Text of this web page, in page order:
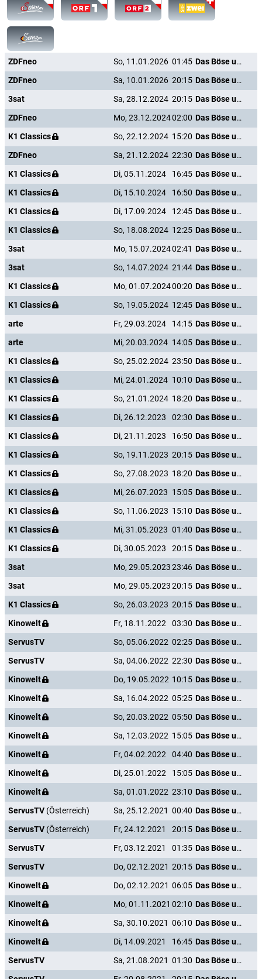
ZDFneo So, 11.01.2026 01:45
Das Böse unter der Sonne
ZDFneo
Sa, 10.01.2026 20:15
Das Böse unter der Sonne
3sat
Sa, 28.12.2024 20:15
Das Böse unter der Sonne
ZDFneo
Mo, 23.12.202402:00
Das Böse unter der Sonne
K1 Classics
So, 22.12.2024 15:20
Das Böse unter der Sonne
ZDFneo
Sa, 21.12.2024 22:30
Das Böse unter der Sonne
K1 Classics
Di, 05.11.2024 16:45
Das Böse unter der Sonne
K1 Classics
Di, 15.10.2024 16:50
Das Böse unter der Sonne
K1 Classics
Di, 17.09.2024 12:45
Das Böse unter der Sonne
K1 Classics
So, 18.08.2024 12:25
Das Böse unter der Sonne
3sat
Mo, 15.07.202402:41
Das Böse unter der Sonne
3sat
So, 14.07.2024 21:44
Das Böse unter der Sonne
K1 Classics
Mo, 01.07.202400:20
Das Böse unter der Sonne
K1 Classics
So, 19.05.2024 12:45
Das Böse unter der Sonne
arte
Fr, 29.03.2024 14:15
Das Böse unter der Sonne
arte
Mi, 20.03.2024 14:05
Das Böse unter der Sonne
K1 Classics
So, 25.02.2024 23:50
Das Böse unter der Sonne
K1 Classics
Mi, 24.01.2024 10:10
Das Böse unter der Sonne
K1 Classics
So, 21.01.2024 18:20
Das Böse unter der Sonne
K1 Classics
Di, 26.12.2023 02:30
Das Böse unter der Sonne
K1 Classics
Di, 21.11.2023 16:50
Das Böse unter der Sonne
K1 Classics
So, 19.11.2023 20:15
Das Böse unter der Sonne
K1 Classics
So, 27.08.2023 18:20
Das Böse unter der Sonne
K1 Classics
Mi, 26.07.2023 15:05
Das Böse unter der Sonne
K1 Classics
So, 11.06.2023 15:10
Das Böse unter der Sonne
K1 Classics
Mi, 31.05.2023 01:40
Das Böse unter der Sonne
K1 Classics
Di, 30.05.2023 20:15
Das Böse unter der Sonne
3sat
Mo, 29.05.202323:46
Das Böse unter der Sonne
3sat
Mo, 29.05.202320:15
Das Böse unter der Sonne
K1 Classics
So, 26.03.2023 20:15
Das Böse unter der Sonne
Kinowelt
Fr, 18.11.2022 03:30
Das Böse unter der Sonne
ServusTV
So, 05.06.2022 02:25
Das Böse unter der Sonne
ServusTV
Sa, 04.06.2022 22:30
Das Böse unter der Sonne
Kinowelt
Do, 19.05.2022 10:15
Das Böse unter der Sonne
Kinowelt
Sa, 16.04.2022 05:25
Das Böse unter der Sonne
Kinowelt
So, 20.03.2022 05:50
Das Böse unter der Sonne
Kinowelt
Sa, 12.03.2022 15:05
Das Böse unter der Sonne
Kinowelt
Fr, 04.02.2022 04:40
Das Böse unter der Sonne
Kinowelt
Di, 25.01.2022 15:05
Das Böse unter der Sonne
Kinowelt
Sa, 01.01.2022 23:10
Das Böse unter der Sonne
ServusTV (Österreich) Sa, 25.12.2021 00:40
Das Böse unter der Sonne
ServusTV (Österreich) Fr, 24.12.2021 20:15
Das Böse unter der Sonne
ServusTV
Fr, 03.12.2021 01:35
Das Böse unter der Sonne
ServusTV
Do, 02.12.2021 20:15
Das Böse unter der Sonne
Kinowelt
Do, 02.12.2021 06:05
Das Böse unter der Sonne
Kinowelt
Mo, 01.11.2021 02:10
Das Böse unter der Sonne
Kinowelt
Sa, 30.10.2021 06:10
Das Böse unter der Sonne
Kinowelt
Di, 14.09.2021 16:45
Das Böse unter der Sonne
ServusTV
Sa, 21.08.2021 01:30
Das Böse unter der Sonne